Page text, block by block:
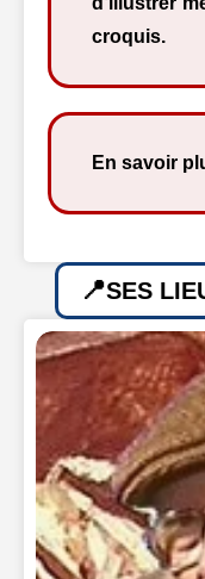
croquis.
En savoir
SES